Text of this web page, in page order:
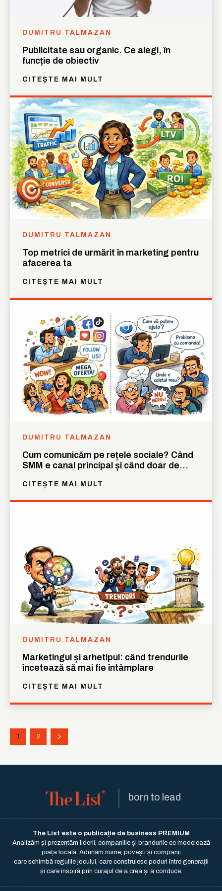
DUMITRU TALMAZAN
Publicitate sau organic. Ce alegi, în
funcție de obiectiv
CITEȘTE MAI MULT
DUMITRU TALMAZAN
Top metrici de urmărit în marketing pentru
afacerea ta
CITEȘTE MAI MULT
DUMITRU TALMAZAN
Cum comunicăm pe rețele sociale? Când
SMM e canal principal și când doar de
CITEȘTE MAI MULT
DUMITRU TALMAZAN
Marketingul și arhetipul: când trendurile
încetează să mai fie întâmplare
CITEȘTE MAI MULT
1 2
born to lead
The List este o publicație de business PREMIUM
Analizăm și prezentăm liderii, companiile și brandurile ce modelează
piața locală. Adunăm nume, povești și companii
care schimbă regulile jocului, care construiesc poduri între generații
și care inspiră prin curajul de a crea și a conduce.